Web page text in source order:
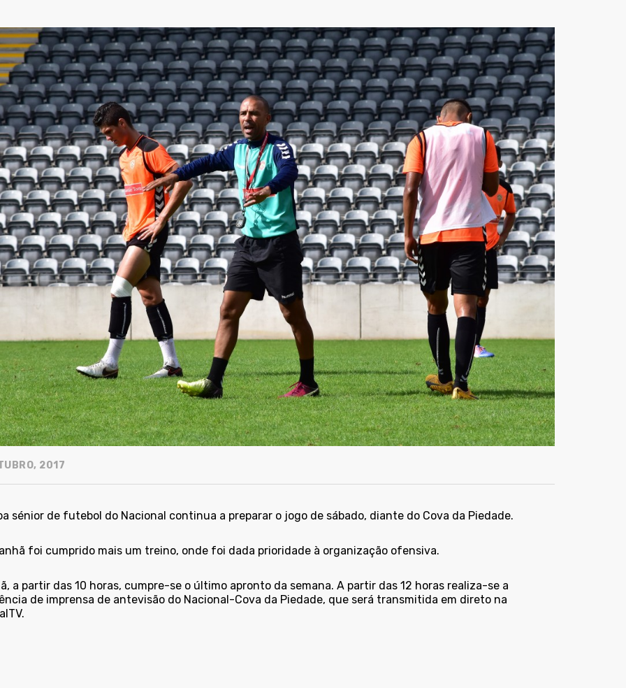
2017
sénior de futebol do Nacional continua a preparar o jogo de sábado, diante do Cova da Piedade.
foi cumprido mais um treino, onde foi dada prioridade à organização ofensiva.
a partir das 10 horas, cumpre-se o último apronto da semana. A partir das 12 horas realiza-se a
de imprensa de antevisão do Nacional-Cova da Piedade, que será transmitida em direto na